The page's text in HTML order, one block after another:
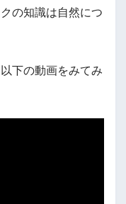
の知識は自然につ
下の動画をみてみ